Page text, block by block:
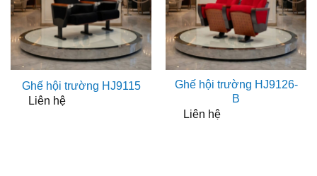
Ghế hội trường HJ9115
Liên hệ
Ghế hội trường HJ9126-
B
Liên hệ